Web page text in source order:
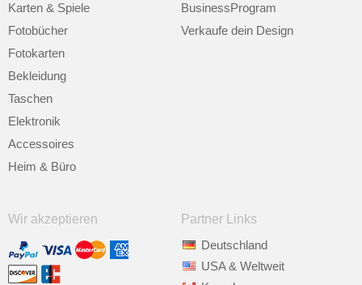
Karten & Spiele
Fotobücher
Fotokarten
Bekleidung
Taschen
Elektronik
Accessoires
Heim & Büro
BusinessProgram
Verkaufe dein Design
Wir akzeptieren
Partner Links
Deutschland
USA & Weltweit